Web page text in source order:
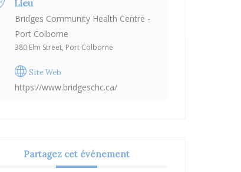
Lieu
Bridges Community Health Centre -
Port Colborne
380 Elm Street, Port Colborne
Site Web
https://www.bridgeschc.ca/
Partagez cet événement